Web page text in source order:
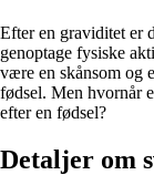
Efter en graviditet er
genoptage fysiske
være en skånsom og
fødsel. Men hvornår
efter en fødsel?
Detaljer om